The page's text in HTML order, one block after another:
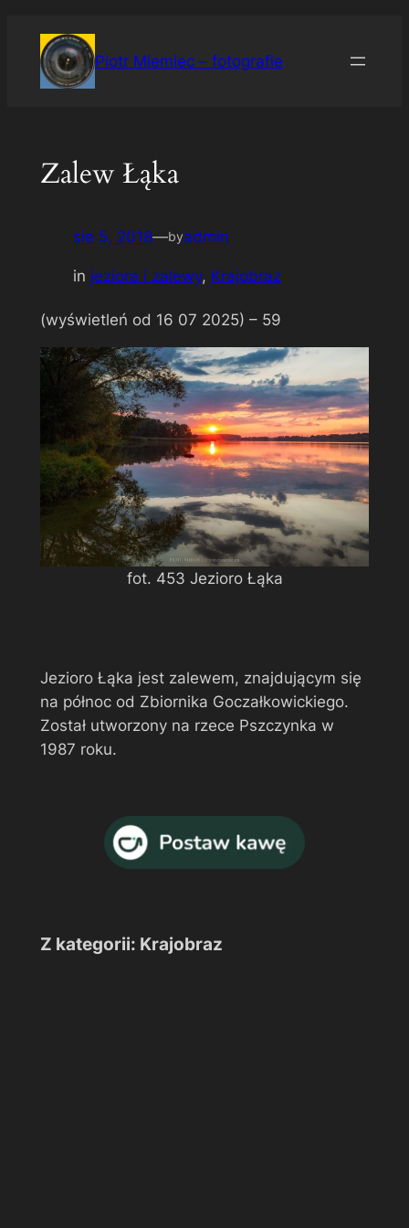
treści
Piotr Miemiec – fotografie
Zalew Łąka
sie 5, 2018—byadmin
in jeziora i zalewy, Krajobraz
(wyświetleń od 16 07 2025) – 59
fot. 453 Jezioro Łąka
Jezioro Łąka jest zalewem, znajdującym się
na północ od Zbiornika Goczałkowickiego.
Został utworzony na rzece Pszczynka w
1987 roku.
Z kategorii: Krajobraz